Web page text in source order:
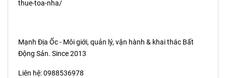
thue-toa-nha/
Mạnh Địa Ốc - Môi giới, quản lý, vận hành & khai thác Bất
Động Sản. Since 2013
Liên hệ: 0988536978